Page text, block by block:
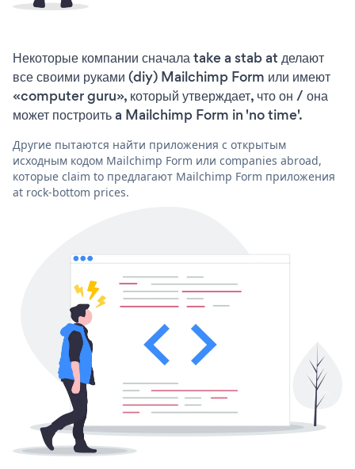
Некоторые компании сначала take a stab at делают
все своими руками (diy) Mailchimp Form или имеют
«computer guru», который утверждает, что он / она
может построить a Mailchimp Form in 'no time'.
Другие пытаются найти приложения с открытым
исходным кодом Mailchimp Form или companies abroad,
которые claim to предлагают Mailchimp Form приложения
at rock-bottom prices.